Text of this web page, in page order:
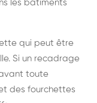
les bâtiments
qui peut être
Si un recadrage
toute
des fourchettes